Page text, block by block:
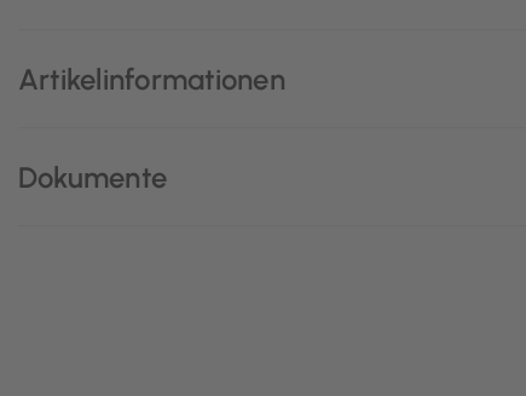
Artikelinformationen
Dokumente